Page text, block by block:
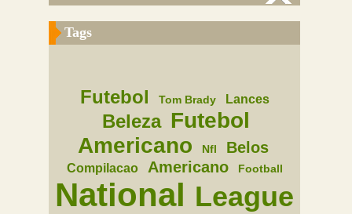
Tags
Futebol Tom Brady Lances
Beleza Futebol
Americano
Nfl Belos
Compilacao Americano Football
National League